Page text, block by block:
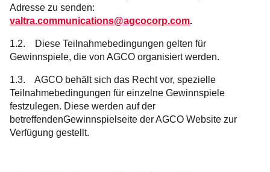
Adresse zu senden:
valtra.communications@agcocorp.com.
1.2. Diese Teilnahmebedingungen gelten für
Gewinnspiele, die von AGCO organisiert werden.
1.3. AGCO behält sich das Recht vor, spezielle
Teilnahmebedingungen für einzelne Gewinnspiele
festzulegen. Diese werden auf der
betreffendenGewinnspielseite der AGCO Website zur
Verfügung gestellt.